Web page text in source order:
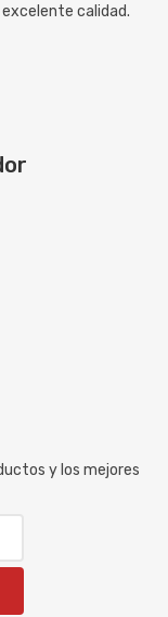
calidad.
y los mejores